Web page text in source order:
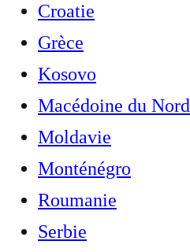
Croatie
Grèce
Kosovo
Macédoine du Nord
Moldavie
Monténégro
Roumanie
Serbie